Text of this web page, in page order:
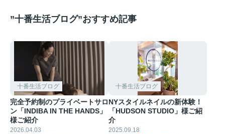
”十番生活ブログ”おすすめ記事
十番生活ブログ
完全予約制のプライベートサロ
ン「INDIBA IN THE HANDS」
様ご紹介
2026.04.03
十番生活ブログ
NYスタイルネイルの新体験！
「HUDSON STUDIO」様ご紹
介
2025.09.18